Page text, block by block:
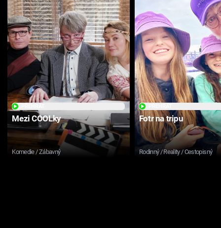
Mezi COOLky
Komedie / Zábavný
Fotr na tripu
Rodinný / Reality / Cestopisný